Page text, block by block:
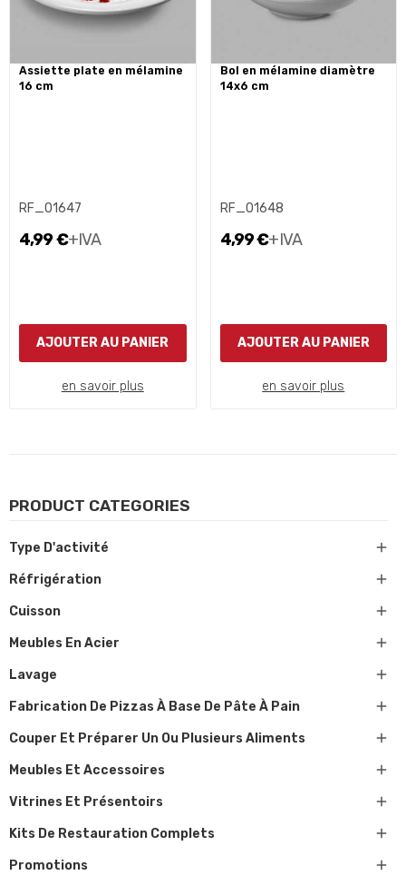
PRODUCT CATEGORIES
Type D'activité 
Réfrigération 
Cuisson 
Meubles En Acier 
Lavage 
Fabrication De Pizzas À Base De Pâte À Pain 
Couper Et Préparer Un Ou Plusieurs Aliments 
Meubles Et Accessoires 
Vitrines Et Présentoirs 
Kits De Restauration Complets 
Promotions 
assiette plate en mélamine
16 cm
RF_01647
4,99 €+IVA
AJOUTER AU PANIER
en savoir plus
bol en mélamine diamètre
14x6 cm
RF_01648
4,99 €+IVA
AJOUTER AU PANIER
en savoir plus